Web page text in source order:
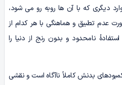
دیگری که با آن‌ ها روبه ­رو می‌ شود،
عدم تطبیق و هماهنگی با هر کدام از
نامحدود و بدون رنج از دنیا را
بدنش کاملاً ناآگاه است و نقشی